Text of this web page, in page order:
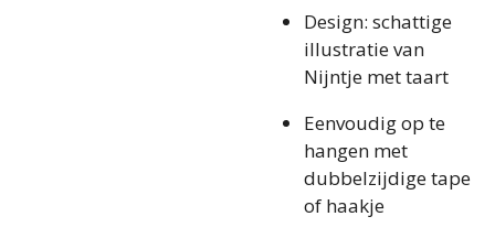
Design: schattige
illustratie van
Nijntje met taart
Eenvoudig op te
hangen met
dubbelzijdige tape
of haakje